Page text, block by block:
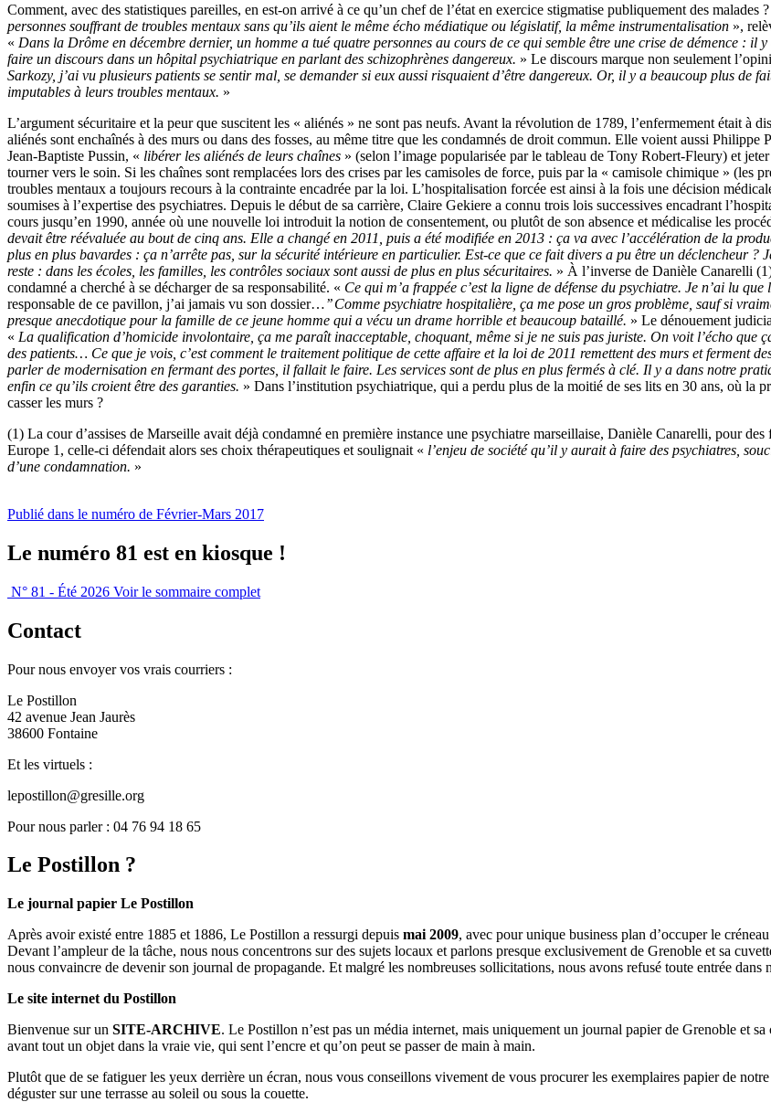
Comment, avec des statistiques pareilles, en est-on arrivé à ce qu’un chef de l’état en exercice stigmatise publiquement des malades
personnes souffrant de troubles mentaux sans qu’ils aient le même écho médiatique ou législatif, la même instrumentalisation »,
« Dans la Drôme en décembre dernier, un homme a tué quatre personnes au cours de ce qui semble être une crise de démence : il
faire un discours dans un hôpital psychiatrique en parlant des schizophrènes dangereux. » Le discours marque non seulement
Sarkozy, j’ai vu plusieurs patients se sentir mal, se demander si eux aussi risquaient d’être dangereux. Or, il y a beaucoup plus de
imputables à leurs troubles mentaux. »
L’argument sécuritaire et la peur que suscitent les « aliénés » ne sont pas neufs. Avant la révolution de 1789, l’enfermement était à
aliénés sont enchaînés à des murs ou dans des fosses, au même titre que les condamnés de droit commun. Elle voient aussi
Jean-Baptiste Pussin, « libérer les aliénés de leurs chaînes » (selon l’image popularisée par le tableau de Tony Robert-Fleury) et
tourner vers le soin. Si les chaînes sont remplacées lors des crises par les camisoles de force, puis par la « camisole chimique » (les
troubles mentaux a toujours recours à la contrainte encadrée par la loi. L’hospitalisation forcée est ainsi à la fois une décision
soumises à l’expertise des psychiatres. Depuis le début de sa carrière, Claire Gekiere a connu trois lois successives encadrant
cours jusqu’en 1990, année où une nouvelle loi introduit la notion de consentement, ou plutôt de son absence et médicalise les
devait être réévaluée au bout de cinq ans. Elle a changé en 2011, puis a été modifiée en 2013 : ça va avec l’accélération de la
plus en plus bavardes : ça n’arrête pas, sur la sécurité intérieure en particulier. Est-ce que ce fait divers a pu être un déclencheur ?
reste : dans les écoles, les familles, les contrôles sociaux sont aussi de plus en plus sécuritaires. » À l’inverse de Danièle Canarelli
condamné a cherché à se décharger de sa responsabilité. « Ce qui m’a frappée c’est la ligne de défense du psychiatre. Je n’ai lu que
responsable de ce pavillon, j’ai jamais vu son dossier…’’ Comme psychiatre hospitalière, ça me pose un gros problème, sauf si
presque anecdotique pour la famille de ce jeune homme qui a vécu un drame horrible et beaucoup bataillé. » Le dénouement
« La qualification d’homicide involontaire, ça me paraît inacceptable, choquant, même si je ne suis pas juriste. On voit l’écho que
des patients… Ce que je vois, c’est comment le traitement politique de cette affaire et la loi de 2011 remettent des murs et ferment
parler de modernisation en fermant des portes, il fallait le faire. Les services sont de plus en plus fermés à clé. Il y a dans notre
enfin ce qu’ils croient être des garanties. » Dans l’institution psychiatrique, qui a perdu plus de la moitié de ses lits en 30 ans, où la
casser les murs ?
(1) La cour d’assises de Marseille avait déjà condamné en première instance une psychiatre marseillaise, Danièle Canarelli, pour
Europe 1, celle-ci défendait alors ses choix thérapeutiques et soulignait « l’enjeu de société qu’il y aurait à faire des psychiatres,
d’une condamnation. »
Publié dans le numéro de Février-Mars 2017
Le numéro 81 est en kiosque !
N° 81 - Été 2026 Voir le sommaire complet
Contact
Pour nous envoyer vos vrais courriers :
Le Postillon
42 avenue Jean Jaurès
38600 Fontaine
Et les virtuels :
lepostillon@gresille.org
Pour nous parler : 04 76 94 18 65
Le Postillon ?
Le journal papier Le Postillon
Après avoir existé entre 1885 et 1886, Le Postillon a ressurgi depuis mai 2009, avec pour unique business plan d’occuper le
Devant l’ampleur de la tâche, nous nous concentrons sur des sujets locaux et parlons presque exclusivement de Grenoble et sa
nous convaincre de devenir son journal de propagande. Et malgré les nombreuses sollicitations, nous avons refusé toute entrée
Le site internet du Postillon
Bienvenue sur un SITE-ARCHIVE. Le Postillon n’est pas un média internet, mais uniquement un journal papier de Grenoble et
avant tout un objet dans la vraie vie, qui sent l’encre et qu’on peut se passer de main à main.
Plutôt que de se fatiguer les yeux derrière un écran, nous vous conseillons vivement de vous procurer les exemplaires papier de
déguster sur une terrasse au soleil ou sous la couette.